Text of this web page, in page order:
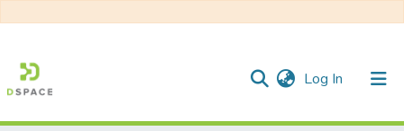
Log In (current)